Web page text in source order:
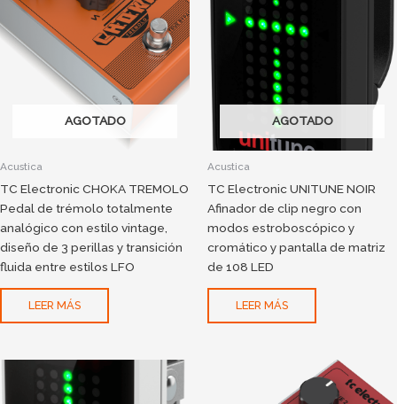
AGOTADO
Acustica
TC Electronic CHOKA TREMOLO
Pedal de trémolo totalmente
analógico con estilo vintage,
diseño de 3 perillas y transición
fluida entre estilos LFO
LEER MÁS
AGOTADO
Acustica
TC Electronic UNITUNE NOIR
Afinador de clip negro con
modos estroboscópico y
cromático y pantalla de matriz
de 108 LED
LEER MÁS